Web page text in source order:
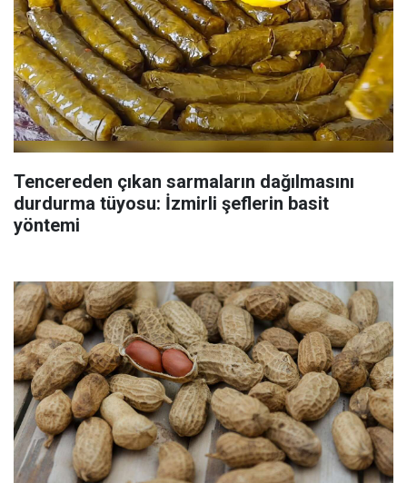
Tencereden çıkan sarmaların dağılmasını
durdurma tüyosu: İzmirli şeflerin basit
yöntemi